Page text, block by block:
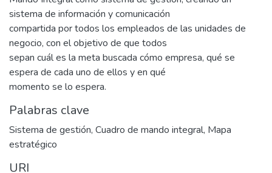
sistema de información y comunicación
compartida por todos los empleados de las unidades de
negocio, con el objetivo de que todos
sepan cuál es la meta buscada cómo empresa, qué se
espera de cada uno de ellos y en qué
momento se lo espera.
Palabras clave
Sistema de gestión, Cuadro de mando integral, Mapa
estratégico
URI